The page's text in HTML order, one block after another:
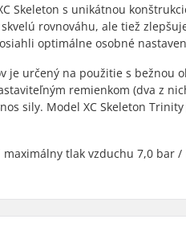
Skeleton s unikátnou
rovnováhu, ale tiež
optimálne osobné
je určený na použitie s bežnou
remienkom (dva z
sily. Model XC Skeleton
tlak vzduchu 7,0 bar /